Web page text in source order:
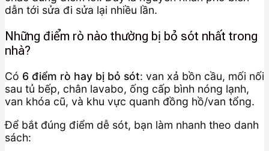
dẫn tới sửa đi sửa lại nhiều lần.
Những điểm rò nào thường bị bỏ sót nhất trong
nhà?
Có 6 điểm rò hay bị bỏ sót: van xả bồn cầu, mối nối
sau tủ bếp, chân lavabo, ống cấp bình nóng lạnh,
van khóa cũ, và khu vực quanh đồng hồ/van tổng.
Để bắt đúng điểm dễ sót, bạn làm nhanh theo danh
sách: